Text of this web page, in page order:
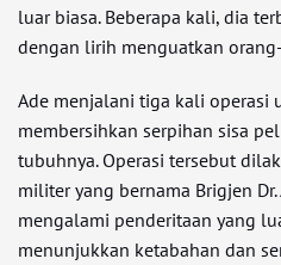
luar biasa. Beberapa kali, dia
dengan lirih menguatkan
Ade menjalani tiga kali operasi
membersihkan serpihan sisa
tubuhnya. Operasi tersebut
militer yang bernama Brigjen
mengalami penderitaan yang
menunjukkan ketabahan dan